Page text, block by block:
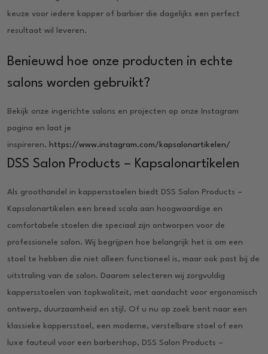
keuze voor iedere kapper of barbier die dagelijks een perfect
resultaat wil leveren.
Benieuwd hoe onze producten in echte
salons worden gebruikt?
Bekijk onze ingerichte salons en projecten op onze Instagram
pagina en laat je
inspireren. https://www.instagram.com/kapsalonartikelen/
DSS Salon Products – Kapsalonartikelen
Als groothandel in kappersstoelen biedt DSS Salon Products –
Kapsalonartikelen een breed scala aan hoogwaardige en
comfortabele stoelen die speciaal zijn ontworpen voor de
professionele salon. Wij begrijpen hoe belangrijk het is om een
stoel te hebben die niet alleen functioneel is, maar ook past bij de
uitstraling van de salon. Daarom selecteren wij zorgvuldig
kappersstoelen van topkwaliteit, met aandacht voor ergonomisch
ontwerp, duurzaamheid en stijl. Of u nu op zoek bent naar een
klassieke kappersstoel, een moderne, verstelbare stoel of een
luxe fauteuil voor een barbershop, DSS Salon Products –